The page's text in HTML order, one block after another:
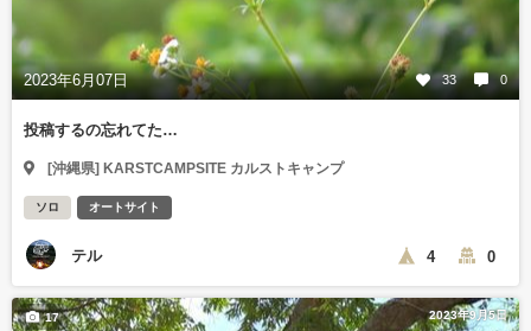
2023年6月07日 33 0
投稿するの忘れてた…
[沖縄県] KARSTCAMPSITE カルストキャンプ
ソロ オートサイト
テル 4 0
2023年9月5日
17